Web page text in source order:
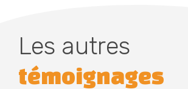
Les autres
témoignages